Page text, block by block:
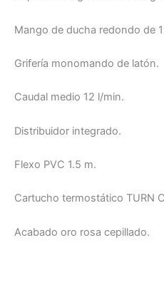
Mango de ducha redondo de
Grifería monomando de latón.
Caudal medio 12 l/min.
Distribuidor integrado.
Flexo PVC 1.5 m.
Cartucho termostático TURN
Acabado oro rosa cepillado.